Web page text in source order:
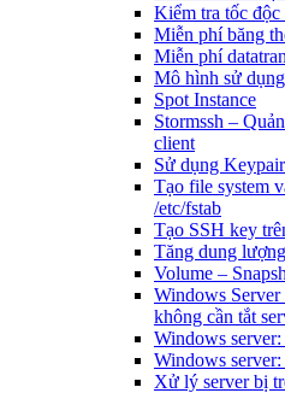
Kiểm tra tốc
Miễn phí băng
Miễn phí
Mô hình sử
Spot Instance
Stormssh –
client
Sử dụng
Tạo file system
/etc/fstab
Tạo SSH key
Tăng dung
Volume –
Windows
không cần tắt
Windows
Windows
Xử lý server bị